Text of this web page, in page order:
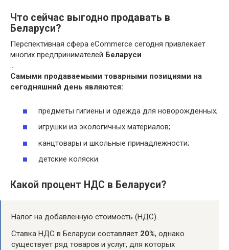
Что сейчас выгодно продавать в
Беларуси?
Перспективная сфера eCommerce сегодня привлекает
многих предпринимателей Беларуси.
…
Самыми продаваемыми товарными позициями на
сегодняшний день являются:
предметы гигиены и одежда для новорожденных;
игрушки из экологичных материалов;
канцтовары и школьные принадлежности;
детские коляски.
Какой процент НДС в Беларуси?
Налог на добавленную стоимость (НДС).
Ставка НДС в Беларуси составляет 20%, однако
существует ряд товаров и услуг, для которых